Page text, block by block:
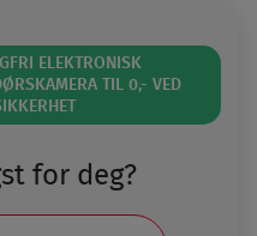
ELEKTRONISK
TIL 0,- VED
for deg?